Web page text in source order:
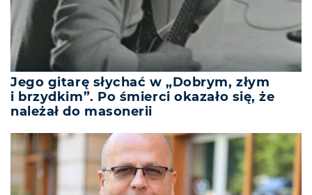
Jego gitarę słychać w „Dobrym, złym
i brzydkim”. Po śmierci okazało się, że
należał do masonerii